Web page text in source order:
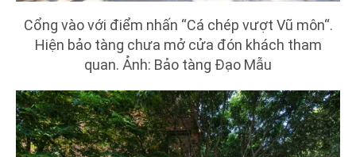
Cổng vào với điểm nhấn “Cá chép vượt Vũ môn“.
Hiện bảo tàng chưa mở cửa đón khách tham
quan. Ảnh: Bảo tàng Đạo Mẫu